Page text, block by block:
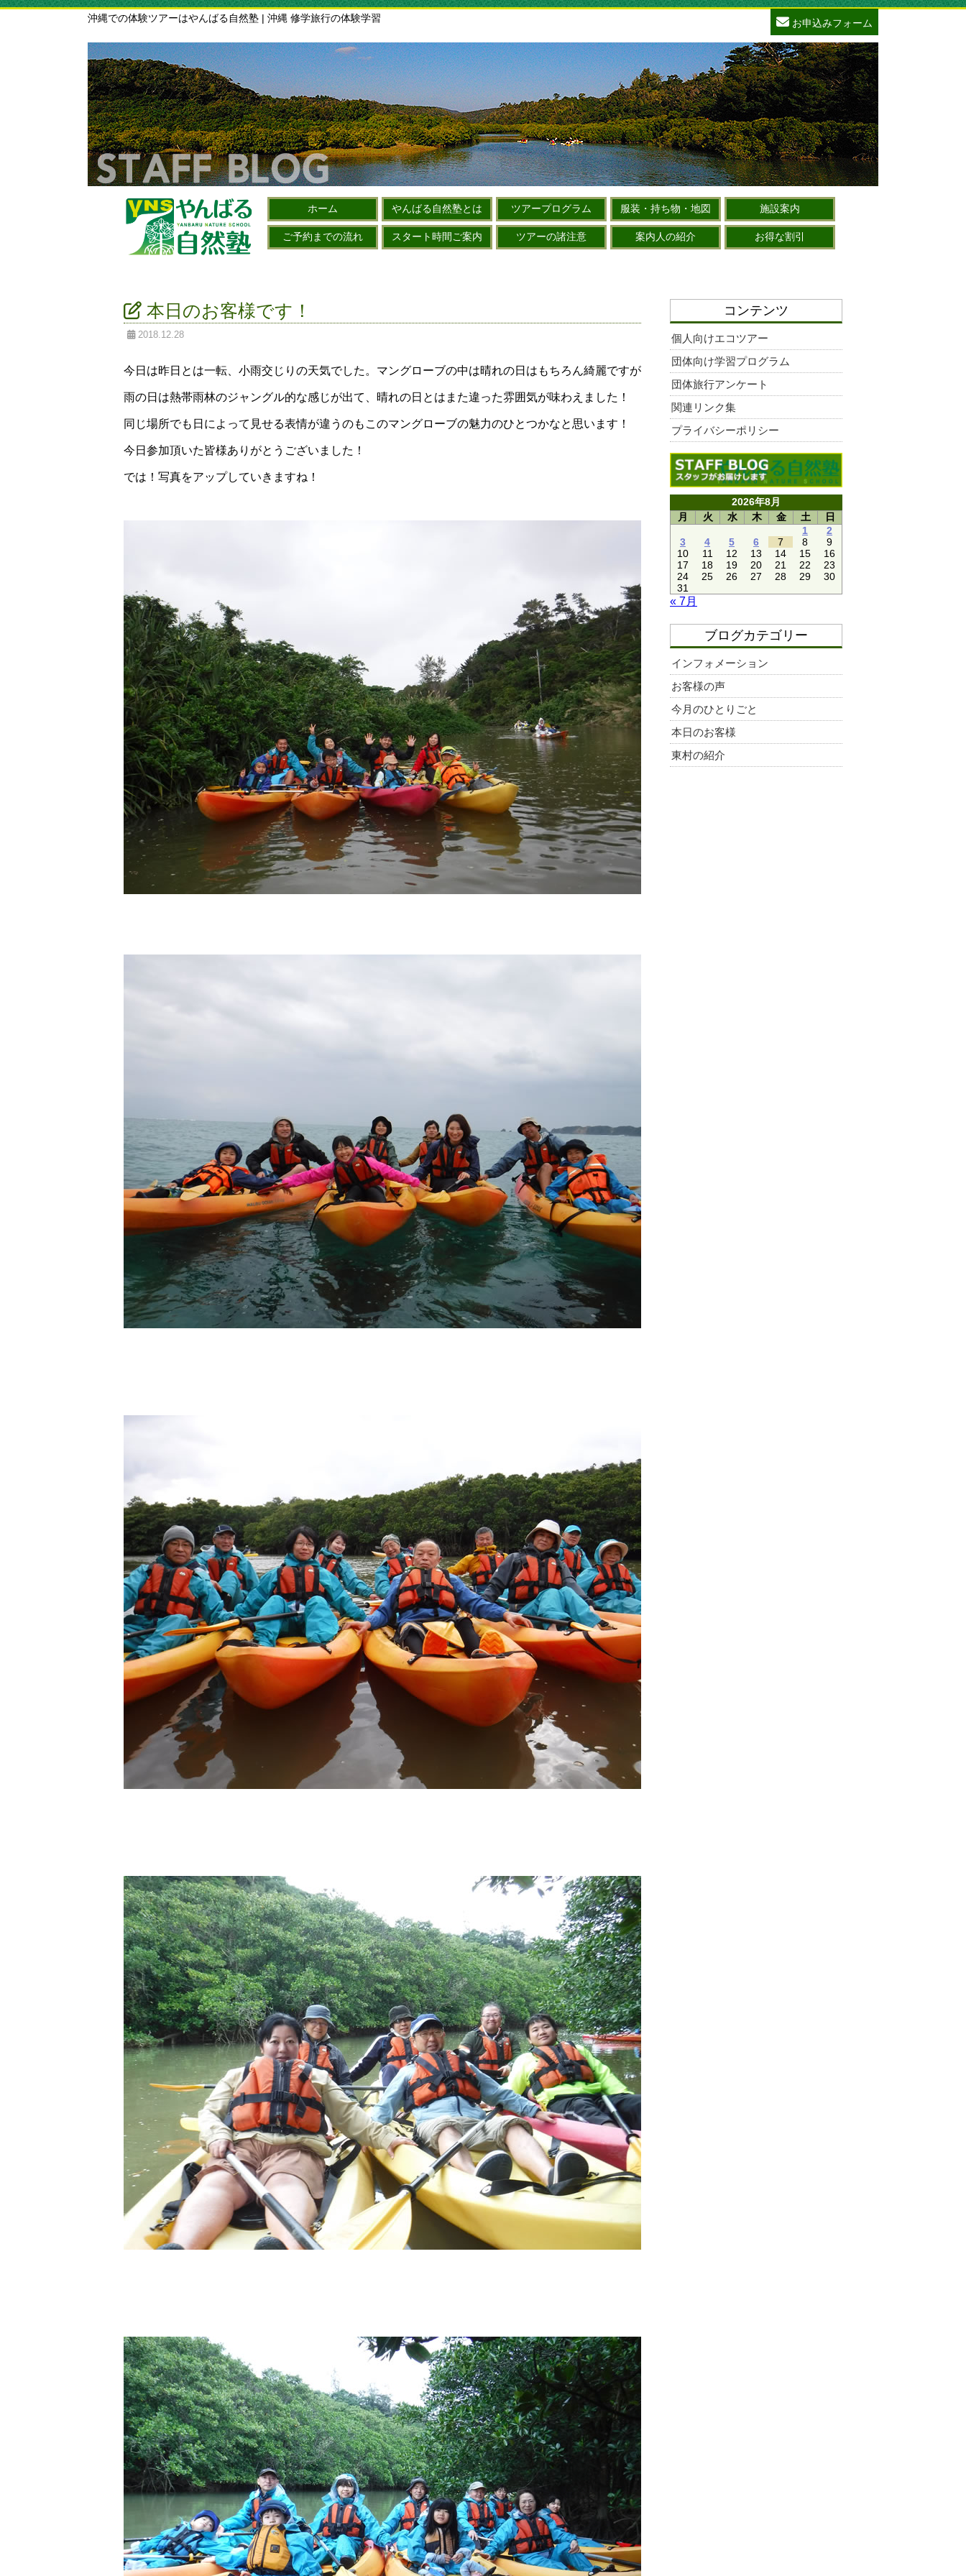
沖縄での体験ツアーはやんばる自然塾 | 沖縄 修学旅行の体験学習 お申込みフォーム
ホーム やんばる自然塾とは ツアープログラム 服装・持ち物・地図 施設案内
ご予約までの流れ スタート時間ご案内 ツアーの諸注意 案内人の紹介 お得な割引
本日のお客様です！
2018.12.28
今日は昨日とは一転、小雨交じりの天気でした。マングローブの中は晴れの日はもちろん綺麗ですが
雨の日は熱帯雨林のジャングル的な感じが出て、晴れの日とはまた違った雰囲気が味わえました！
同じ場所でも日によって見せる表情が違うのもこのマングローブの魅力のひとつかなと思います！
今日参加頂いた皆様ありがとうございました！
では！写真をアップしていきますね！
コンテンツ
個人向けエコツアー
団体向け学習プログラム
団体旅行アンケート
関連リンク集
プライバシーポリシー
2026年8月
月
火 水 木 金 土
日
1
2
3
4 5 6 7 8
9
10
11 12 13 14 15
16
17
18 19 20 21 22
23
24
25 26 27 28 29
30
31
« 7月
ブログカテゴリー
インフォメーション
お客様の声
今月のひとりごと
本日のお客様
東村の紹介